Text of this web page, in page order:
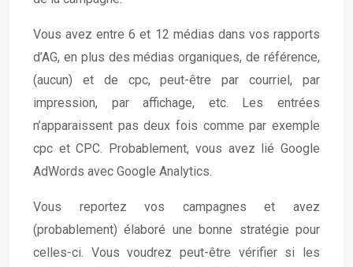
Vous avez entre 6 et 12 médias dans vos rapports
d’AG, en plus des médias organiques, de référence,
(aucun) et de cpc, peut-être par courriel, par
impression, par affichage, etc. Les entrées
n’apparaissent pas deux fois comme par exemple
cpc et CPC. Probablement, vous avez lié Google
AdWords avec Google Analytics.
Vous reportez vos campagnes et avez
(probablement) élaboré une bonne stratégie pour
celles-ci. Vous voudrez peut-être vérifier si les